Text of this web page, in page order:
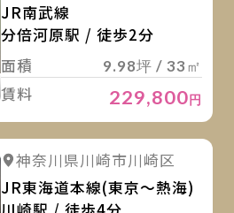
JR南武線
分倍河原駅 / 徒歩2分
面積
9.98坪 / 33㎡
賃料 229,800円
詳細を見る 詳細を見る
神奈川県川崎市川崎区
JR東海道本線(東京～熱海)